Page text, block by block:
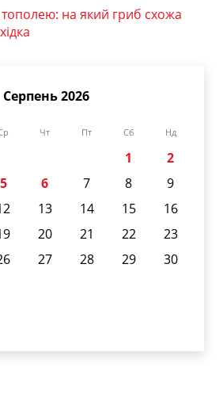
тополею: на який гриб схожа
Серпень 2026
Чт Пт Сб Нд
1
2
5 6 7 8
9
13 14 15
16
20 21 22
23
27 28 29
30